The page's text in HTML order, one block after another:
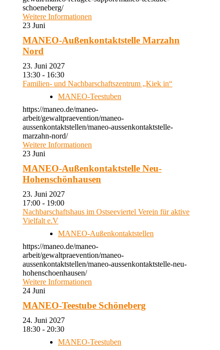
schoeneberg/
Weitere Informationen
23 Juni
MANEO-Außenkontaktstelle Marzahn
Nord
23. Juni 2027
13:30 - 16:30
Familien- und Nachbarschaftszentrum „Kiek in“
MANEO-Teestuben
https://maneo.de/maneo-
arbeit/gewaltpraevention/maneo-
aussenkontaktstellen/maneo-aussenkontaktstelle-
marzahn-nord/
Weitere Informationen
23 Juni
MANEO-Außenkontaktstelle Neu-
Hohenschönhausen
23. Juni 2027
17:00 - 19:00
Nachbarschaftshaus im Ostseeviertel Verein für aktive
Vielfalt e.V
MANEO-Außenkontaktstellen
https://maneo.de/maneo-
arbeit/gewaltpraevention/maneo-
aussenkontaktstellen/maneo-aussenkontaktstelle-neu-
hohenschoenhausen/
Weitere Informationen
24 Juni
MANEO-Teestube Schöneberg
24. Juni 2027
18:30 - 20:30
MANEO-Teestuben